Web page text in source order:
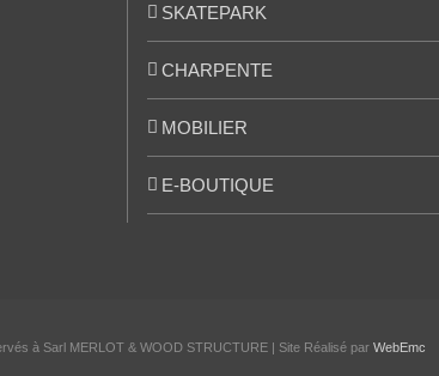
SKATEPARK
CHARPENTE
MOBILIER
E-BOUTIQUE
à Sarl MERLOT & WOOD STRUCTURE | Site Réalisé par WebEmc